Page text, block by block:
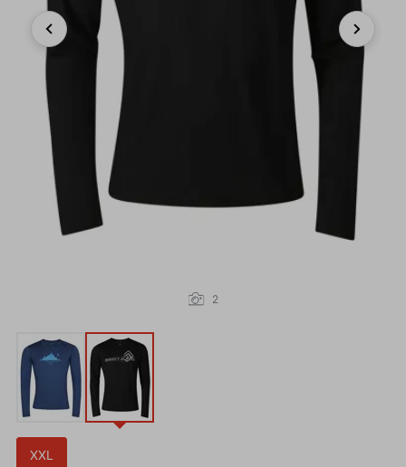
Previous Next
2
XXL